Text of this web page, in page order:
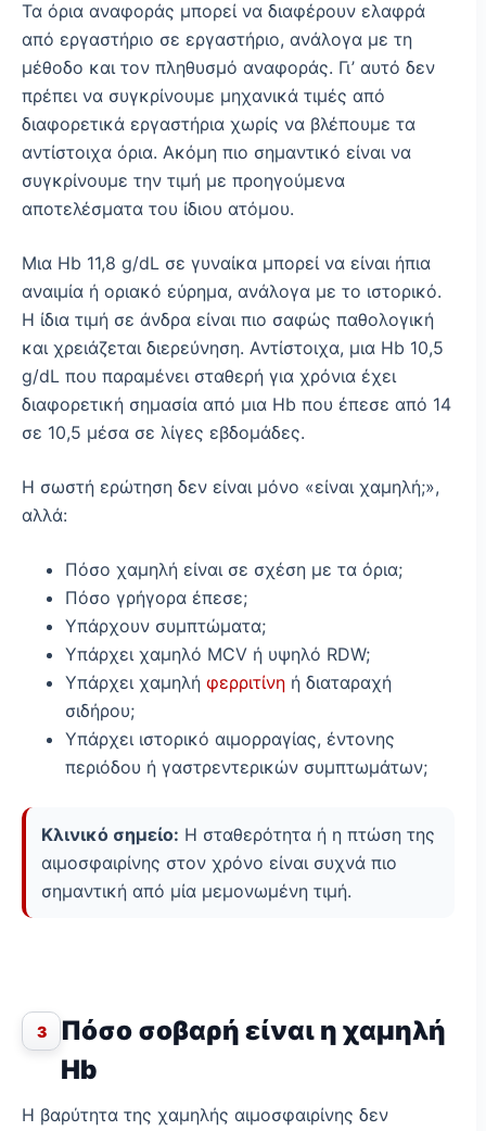
Τα όρια αναφοράς μπορεί να διαφέρουν ελαφρά
από εργαστήριο σε εργαστήριο, ανάλογα με τη
μέθοδο και τον πληθυσμό αναφοράς. Γι’ αυτό δεν
πρέπει να συγκρίνουμε μηχανικά τιμές από
διαφορετικά εργαστήρια χωρίς να βλέπουμε τα
αντίστοιχα όρια. Ακόμη πιο σημαντικό είναι να
συγκρίνουμε την τιμή με προηγούμενα
αποτελέσματα του ίδιου ατόμου.
Μια Hb 11,8 g/dL σε γυναίκα μπορεί να είναι ήπια
αναιμία ή οριακό εύρημα, ανάλογα με το ιστορικό.
Η ίδια τιμή σε άνδρα είναι πιο σαφώς παθολογική
και χρειάζεται διερεύνηση. Αντίστοιχα, μια Hb 10,5
g/dL που παραμένει σταθερή για χρόνια έχει
διαφορετική σημασία από μια Hb που έπεσε από 14
σε 10,5 μέσα σε λίγες εβδομάδες.
Η σωστή ερώτηση δεν είναι μόνο «είναι χαμηλή;»,
αλλά:
Πόσο χαμηλή είναι σε σχέση με τα όρια;
Πόσο γρήγορα έπεσε;
Υπάρχουν συμπτώματα;
Υπάρχει χαμηλό MCV ή υψηλό RDW;
Υπάρχει χαμηλή φερριτίνη ή διαταραχή
σιδήρου;
Υπάρχει ιστορικό αιμορραγίας, έντονης
περιόδου ή γαστρεντερικών συμπτωμάτων;
Κλινικό σημείο: Η σταθερότητα ή η πτώση της
αιμοσφαιρίνης στον χρόνο είναι συχνά πιο
σημαντική από μία μεμονωμένη τιμή.
3
Πόσο σοβαρή είναι η χαμηλή
Hb
Η βαρύτητα της χαμηλής αιμοσφαιρίνης δεν